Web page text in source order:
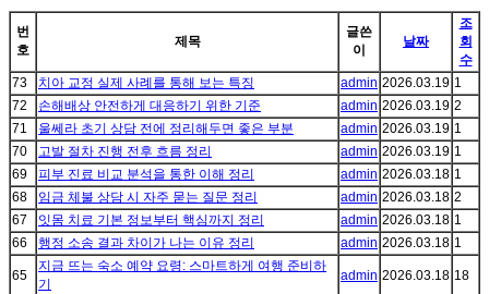
번
호
제목
글쓴
이
날짜
조
회
수
73
치아 교정 실제 사례를 통해 보는 특징 admin 2026.03.19 1
72
손해배상 안전하게 대응하기 위한 기준 admin 2026.03.19 2
71
울쎄라 초기 상담 전에 정리해두면 좋은 부분 admin 2026.03.19 1
70
고발 절차 진행 전후 흐름 정리 admin 2026.03.19 1
69
피부 진료 비교 분석을 통한 이해 정리 admin 2026.03.18 1
68
임금 체불 상담 시 자주 묻는 질문 정리 admin 2026.03.18 2
67
잇몸 치료 기본 정보부터 핵심까지 정리 admin 2026.03.18 1
66
행정 소송 결과 차이가 나는 이유 정리 admin 2026.03.18 1
65
지금 뜨는 숙소 예약 요령: 스마트하게 여행 준비하
기
admin 2026.03.18 18